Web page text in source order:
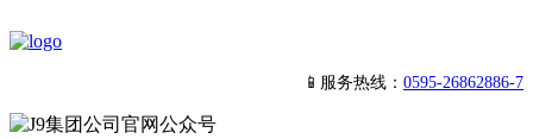
📱服务热线： 0595-26862886-7